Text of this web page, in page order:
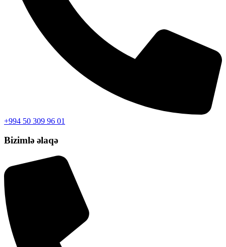
+994 50 309 96 01
Bizimlə əlaqə